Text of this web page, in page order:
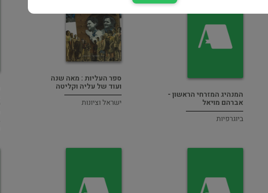
המנהיג המזרחי הראשון -
אברהם מויאל
ביוגרפיות
ספר העליות : מאה שנה
ועוד של עליה וקליטה
ישראל וציונות